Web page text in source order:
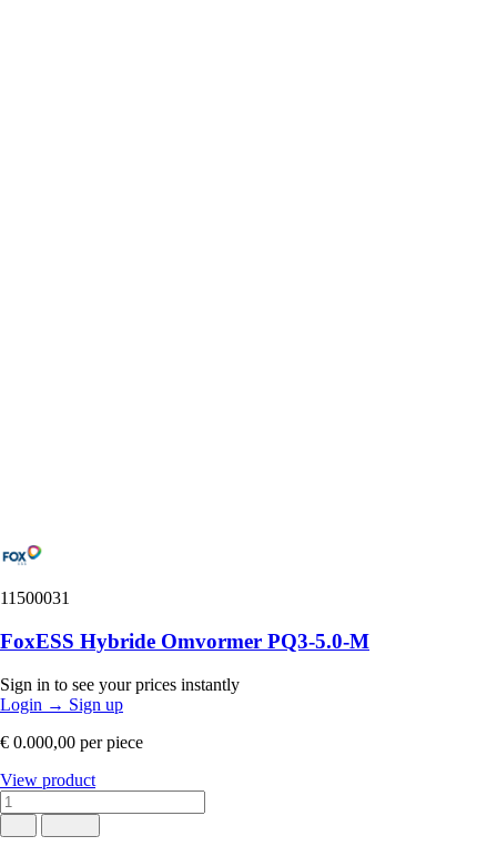
11500031
FoxESS Hybride Omvormer PQ3-5.0-M
Sign in to see your prices instantly
Login → Sign up
€ 0.000,00 per piece
View product